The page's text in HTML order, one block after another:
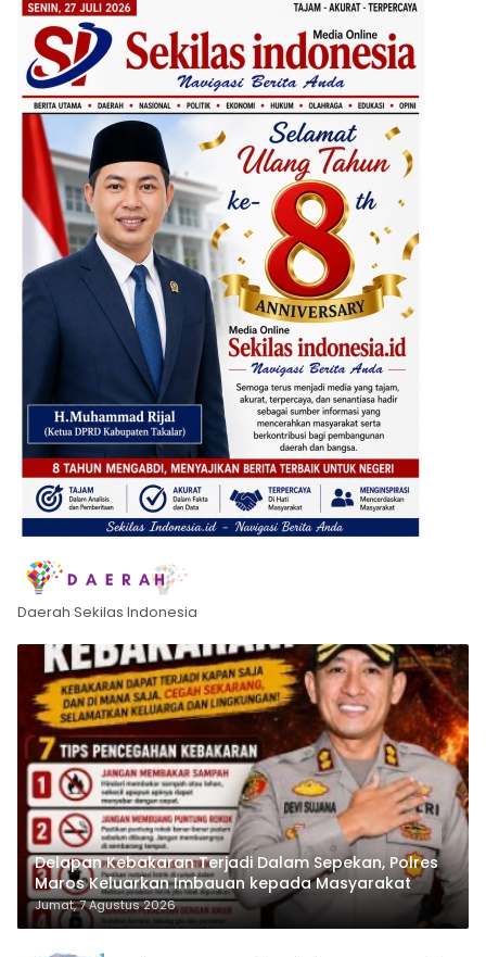
Daerah Sekilas Indonesia
Delapan Kebakaran Terjadi Dalam Sepekan, Polres
Maros Keluarkan Imbauan kepada Masyarakat
Jumat, 7 Agustus 2026